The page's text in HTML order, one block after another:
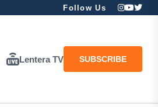
Follow Us
Lentera TV SUBSCRIBE